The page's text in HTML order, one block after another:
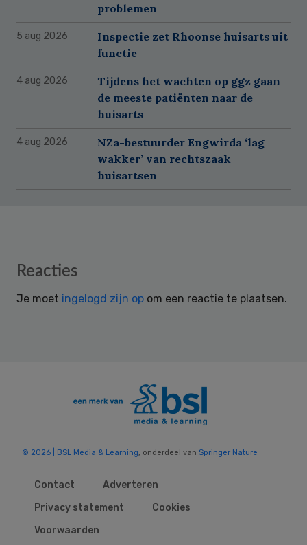
problemen
5 aug 2026
Inspectie zet Rhoonse huisarts uit
functie
4 aug 2026
Tijdens het wachten op ggz gaan
de meeste patiënten naar de
huisarts
4 aug 2026
NZa-bestuurder Engwirda ‘lag
wakker’ van rechtszaak
huisartsen
Reader
Reacties
Je moet ingelogd zijn op om een reactie te plaatsen.
© 2026 | BSL Media & Learning, onderdeel van Springer Nature
Contact
Adverteren
Privacy statement
Cookies
Voorwaarden